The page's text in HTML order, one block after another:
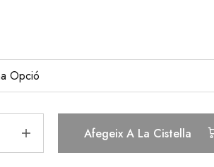
Afegeix A La Cistella